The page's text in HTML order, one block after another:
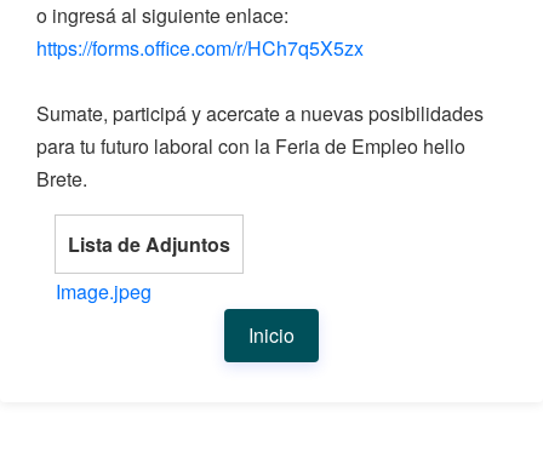
o ingresá al siguiente enlace:
https://forms.office.com/r/HCh7q5X5zx
Sumate, participá y acercate a nuevas posibilidades
para tu futuro laboral con la Feria de Empleo hello
Brete.
Lista de Adjuntos
Image.jpeg
Inicio